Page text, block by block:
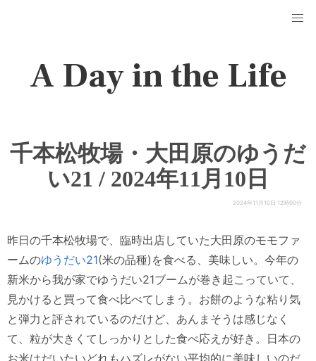
A Day in the Life
千本松牧場・大田原のゆうだ
い21 / 2024年11月10日
2024年11月10日 12時00分
昨日の千本松牧場で、臨時出店していた大田原のモモファ
ームのゆうだい21(米の品種)を食べる、美味しい。今年の
新米から我が家でゆうだい21ブームが巻き起こっていて、
見かけると買って食べ比べてしまう。お餅のような粘り気
と弾力と評されているのだけど、あんまそうは感じなく
て、粒が大きくてしっかりとした食べ応えが好き。日本の
お米はだいたいどれもハズレがない平均的に美味しいのだ